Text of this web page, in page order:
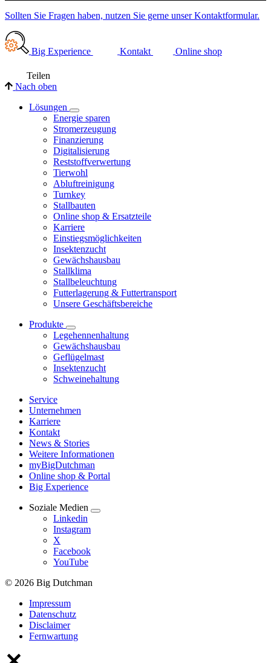
Sollten Sie Fragen haben, nutzen Sie gerne unser Kontaktformular.
Big Experience Kontakt Online shop
Teilen
Nach oben
Lösungen
Energie sparen
Stromerzeugung
Finanzierung
Digitalisierung
Reststoffverwertung
Tierwohl
Abluftreinigung
Turnkey
Stallbauten
Online shop & Ersatzteile
Karriere
Einstiegsmöglichkeiten
Insektenzucht
Gewächshausbau
Stallklima
Stallbeleuchtung
Futterlagerung & Futtertransport
Unsere Geschäftsbereiche
Produkte
Legehennenhaltung
Gewächshausbau
Geflügelmast
Insektenzucht
Schweinehaltung
Service
Unternehmen
Karriere
Kontakt
News & Stories
Weitere Informationen
myBigDutchman
Online shop & Portal
Big Experience
Soziale Medien
Linkedin
Instagram
X
Facebook
YouTube
© 2026 Big Dutchman
Impressum
Datenschutz
Disclaimer
Fernwartung